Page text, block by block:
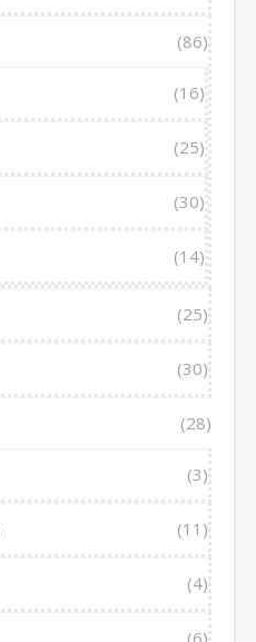
(86)
(16)
(25)
(30)
(14)
(25)
(30)
(28)
(3)
(11)
(4)